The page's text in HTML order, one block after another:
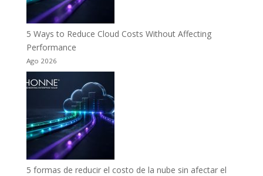
5 Ways to Reduce Cloud Costs Without Affecting
Performance
Ago 2026
5 formas de reducir el costo de la nube sin afectar el